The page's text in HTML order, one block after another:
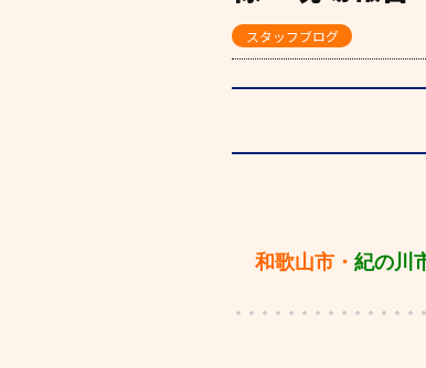
スタッフブログ
和歌山市・ 紀の川